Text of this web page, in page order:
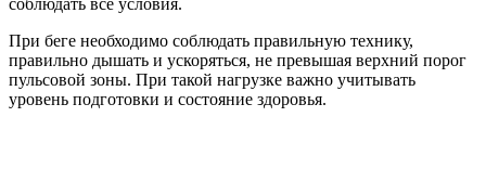
При беге необходимо соблюдать правильную технику,
правильно дышать и ускоряться, не превышая верхний порог
пульсовой зоны. При такой нагрузке важно учитывать
уровень подготовки и состояние здоровья.